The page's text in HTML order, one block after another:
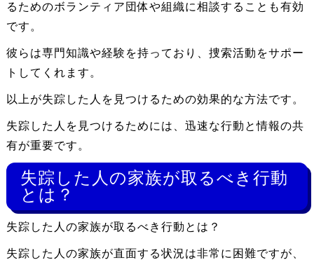
るためのボランティア団体や組織に相談することも有効
です。
彼らは専門知識や経験を持っており、捜索活動をサポー
トしてくれます。
以上が失踪した人を見つけるための効果的な方法です。
失踪した人を見つけるためには、迅速な行動と情報の共
有が重要です。
失踪した人の家族が取るべき行動
とは？
失踪した人の家族が取るべき行動とは？
失踪した人の家族が直面する状況は非常に困難ですが、